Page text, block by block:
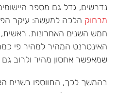
נדרשים, גדל גם מספר
מרחוק הלכה למעשה: עיקר
חמש השנים האחרונות.
האינטרנט המהיר למהיר פי
שמאפשר אחסון מהיר ולרוב גם
בהמשך לכך, התווספו בשנים